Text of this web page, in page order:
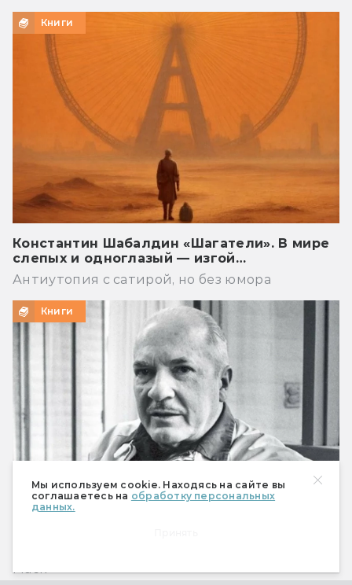
Мы используем cookie. Находясь на сайте вы
соглашаетесь на обработку персональных
данных.
Книги
Константин Шабалдин «Шагатели». В мире
слепых и одноглазый — изгой…
Антиутопия с сатирой, но без юмора
Книги
Маск